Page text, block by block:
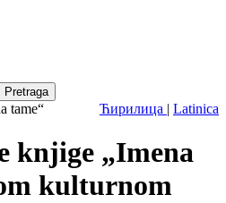
Ћирилица | Latinica
tame“
knjige „Imena
kulturnom